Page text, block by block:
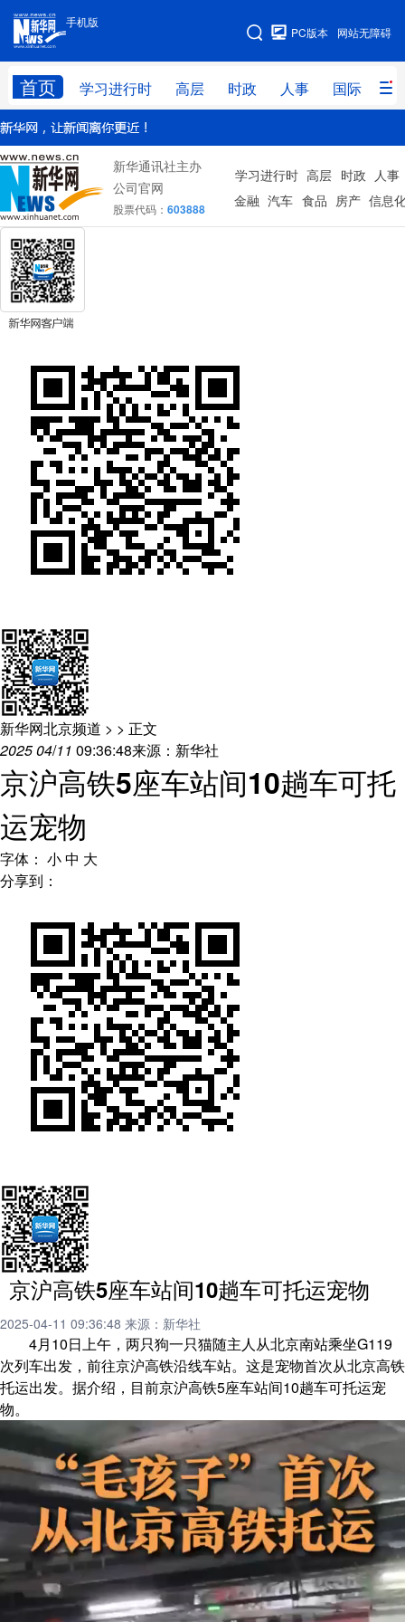
手机版
网站无障碍
PC版本
首页 学习进行时 高层 时政 人事 国际 财
手机版
网站地图
学习进行时 高层
国际 财经 网评 港澳
台湾 思客智库 全球连线 教育
科技
健康
图片
食品 人居 信息化
溯源中国 城市
会展 彩票
悦读 公益 书画
亚太网 上市公司 投教基地
北京
辽宁
浙江
山东 河南
广东 广西 海南 重庆
四川
陕西
新疆
多语种频道
English Español Français
Русский язык 日本語
Deutsch Português
新华通讯社主办
公司官网
股票代码： 603888
学习进行时 高层 时政 人事
金融 汽车 食品 房产 信息
新华网北京频道 > > 正文
202504/11 09:36:48来源：新华社
京沪高铁5座车站间10趟车可托
运宠物
字体： 小中 大
分享到：
京沪高铁5座车站间10趟车可托运宠物
2025-04-11 09:36:48 来源：新华社
4月10日上午，两只狗一只猫随主人从北京南站乘坐G119
次列车出发，前往京沪高铁沿线车站。这是宠物首次从北京高铁
托运出发。据介绍，目前京沪高铁5座车站间10趟车可托运宠
物。